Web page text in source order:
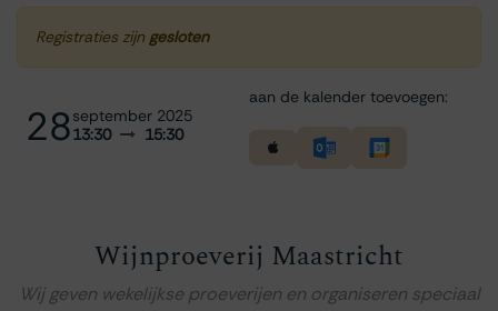
Registraties zijn gesloten
28september 2025
13:30
15:30
aan de kalender toevoegen:
Wijnproeverij Maastricht
Wij geven wekelijkse proeverijen en organiseren speciaal